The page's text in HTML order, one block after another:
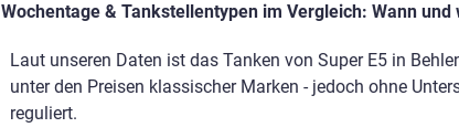
Wochentage & Tankstellentypen im Vergleich: Wann
Laut unseren Daten ist das Tanken von Super E5 in
unter den Preisen klassischer Marken - jedoch ohne
reguliert.